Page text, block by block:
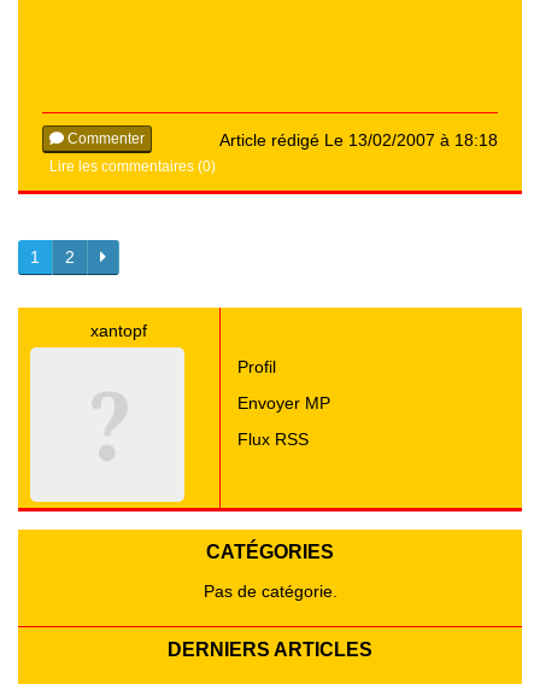
Article rédigé Le 13/02/2007 à 18:18
Commenter
Lire les commentaires (0)
1 2
xantopf
Profil
Envoyer MP
Flux RSS
CATÉGORIES
Pas de catégorie.
DERNIERS ARTICLES